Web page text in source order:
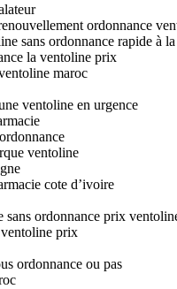
ordonnance
sans ordonnance rapide à
la ventoline prix
maroc
ventoline en urgence
ventoline
cote d’ivoire
ordonnance prix
prix
ordonnance ou pas